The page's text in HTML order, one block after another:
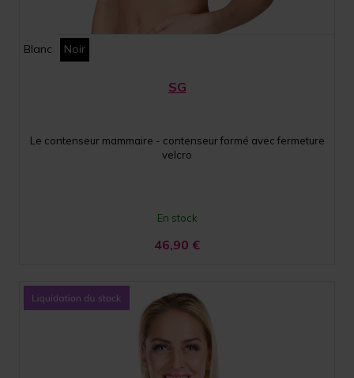
Blanc Noir
SG
Le contenseur mammaire - contenseur formé avec fermeture
velcro
En stock
46,90 €